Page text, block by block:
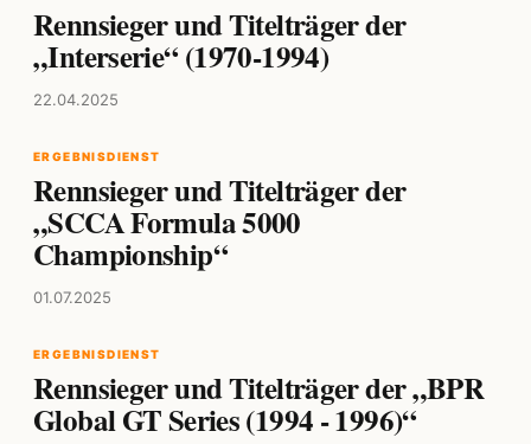
Rennsieger und Titelträger der
„Interserie“ (1970-1994)
22.04.2025
ERGEBNISDIENST
Rennsieger und Titelträger der
„SCCA Formula 5000
Championship“
01.07.2025
ERGEBNISDIENST
Rennsieger und Titelträger der „BPR
Global GT Series (1994 - 1996)“